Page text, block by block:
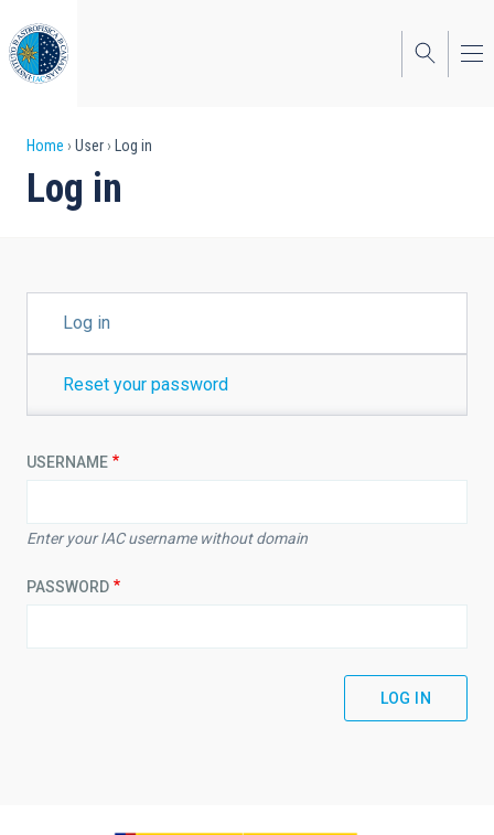
to
main
content
Breadcrumb
Home User Log in
Log in
TABSLog in
Reset your password
USERNAME
Enter your IAC username without domain
PASSWORD